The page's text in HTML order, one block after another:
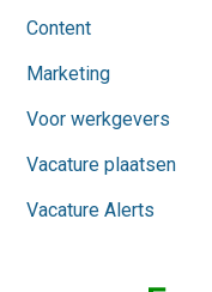
Content
Marketing
Voor werkgevers
Vacature plaatsen
Vacature Alerts